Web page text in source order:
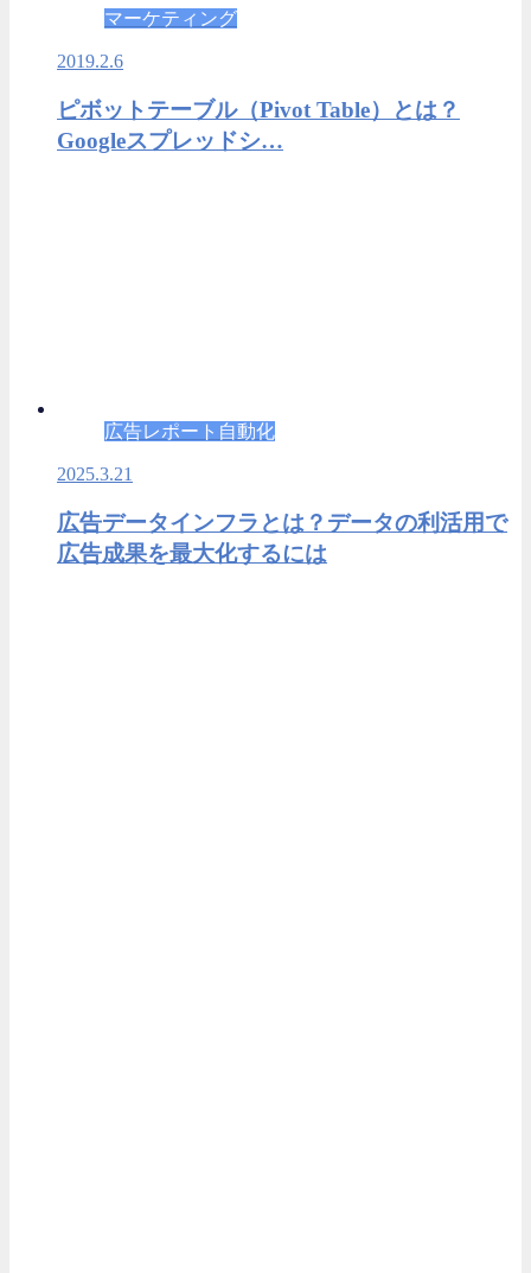
マーケティング
2019.2.6
ピボットテーブル（Pivot Table）とは？
Googleスプレッドシ…
広告レポート自動化
2025.3.21
広告データインフラとは？データの利活用で
広告成果を最大化するには